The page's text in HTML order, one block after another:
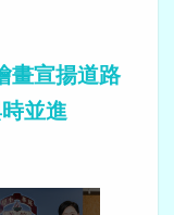
畫宣揚道路
並進